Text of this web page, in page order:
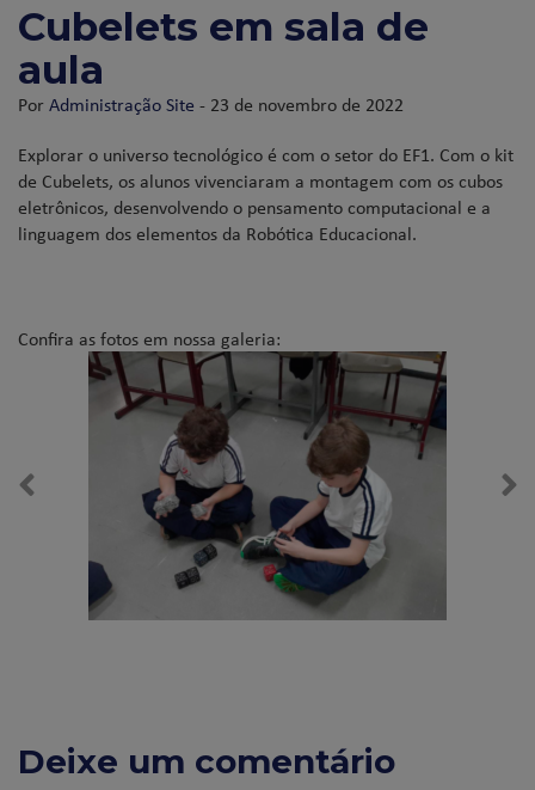
Cubelets em sala de
aula
PorAdministração Site - 23 de novembro de 2022
Explorar o universo tecnológico é com o setor do EF1. Com o kit
de Cubelets, os alunos vivenciaram a montagem com os cubos
eletrônicos, desenvolvendo o pensamento computacional e a
linguagem dos elementos da Robótica Educacional.
Confira as fotos em nossa galeria:
Deixe um comentário